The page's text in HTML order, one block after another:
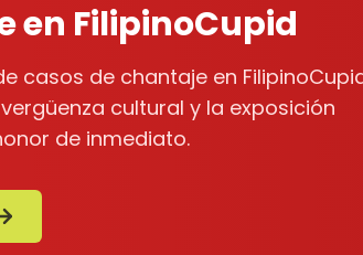
en FilipinoCupid
casos de chantaje en
cultural y la exposición
de inmediato.